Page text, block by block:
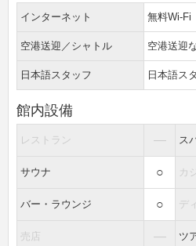
インターネット 無料Wi-Fi
空港送迎／シャトル 空港送迎
日本語スタッフ 日本語ス
館内設備
レストラン ― ス
サウナ ○ カ
バー・ラウンジ ○ デ
売店 ― ツ